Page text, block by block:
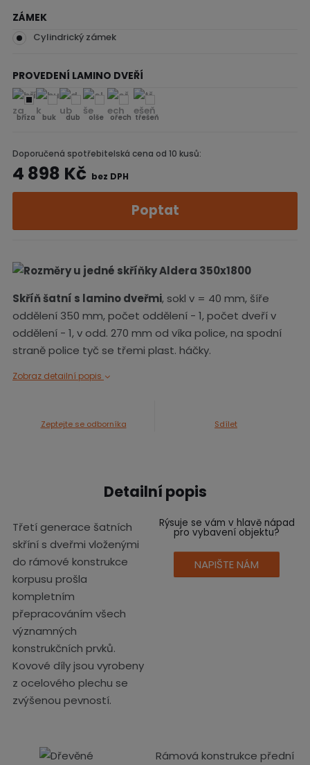
ZÁMEK
Cylindrický zámek
PROVEDENÍ LAMINO DVEŘÍ
bříza buk dub olše ořech třešeň
Doporučená spotřebitelská cena od 10 kusů:
4 898 Kč bez DPH
Poptat
Skříň šatní s lamino dveřmi, sokl v = 40 mm, šíře
oddělení 350 mm, počet oddělení - 1, počet dveří v
oddělení - 1, v odd. 270 mm od víka police, na spodní
straně police tyč se třemi plast. háčky.
Zobraz detailní popis
Zeptejte se odborníka Sdílet
Detailní popis
Třetí generace šatních
skříní s dveřmi vloženými
do rámové konstrukce
korpusu prošla
kompletním
přepracováním všech
významných
konstrukčních prvků.
Kovové díly jsou vyrobeny
z ocelového plechu se
zvýšenou pevností.
Rýsuje se vám v hlavě nápad
pro vybavení objektu?
NAPIŠTE NÁM
Rámová konstrukce přední